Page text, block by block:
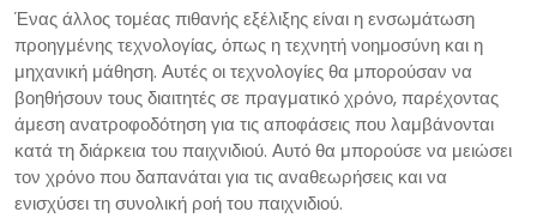
Ένας άλλος τομέας πιθανής εξέλιξης είναι η ενσωμάτωση
προηγμένης τεχνολογίας, όπως η τεχνητή νοημοσύνη και η
μηχανική μάθηση. Αυτές οι τεχνολογίες θα μπορούσαν να
βοηθήσουν τους διαιτητές σε πραγματικό χρόνο, παρέχοντας
άμεση ανατροφοδότηση για τις αποφάσεις που λαμβάνονται
κατά τη διάρκεια του παιχνιδιού. Αυτό θα μπορούσε να μειώσει
τον χρόνο που δαπανάται για τις αναθεωρήσεις και να
ενισχύσει τη συνολική ροή του παιχνιδιού.